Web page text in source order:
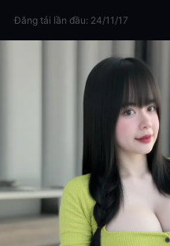
Đăng tải lần đầu: 24/11/17